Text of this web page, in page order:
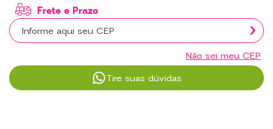
Não sei meu CEP
Tire suas dúvidas